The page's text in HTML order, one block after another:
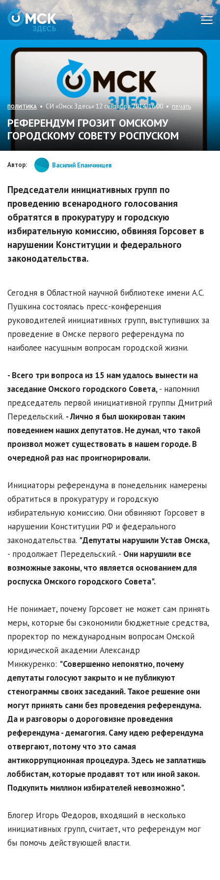
ПОЛИТИКА • СИ «Омск Здесь» 12 сентября 2014, 16:00 • печать
РЕФЕРЕНДУМ ГРОЗИТ ОМСКОМУ
ГОРОДСКОМУ СОВЕТУ РОСПУСКОМ
Автор: Василий Епанчинцев
Председатели инициативных групп по
проведению всенародного голосования
обратятся в прокуратуру и городскую
избирательную комиссию, обвиняя Горсовет в
нарушении Конституции и федерального
законодательства.
Сегодня в Областной научной библиотеке имени А.С.
Пушкина состоялась пресс-конференция
руководителей инициативных групп, выступивших за
проведение в Омске первого референдума по
наиболее насущным вопросам городской жизни.
- Всего три вопроса из 15 нам удалось вынести на
заседание Омского городского Совета,- напомнил
председатель первой инициативной группы Дмитрий
Передельский. - Лично я был шокирован таким
поведением наших депутатов. Не думал, что такой
произвол может существовать в нашем городе. В
очередной раз нас проигнорировали.
Инициаторы референдума в понедельник намерены
обратиться в прокуратуру и городскую
избирательную комиссию. Они обвиняют Горсовет в
нарушении Конституции РФ и федерального
законодательства. "Депутаты нарушили Устав Омска,
- продолжает Передельский. - Они нарушили все
возможные законы, что является основанием для
роспуска Омского городского Совета".
Не понимает, почему Горсовет не может сам принять
меры, которые бы сэкономили бюджетные средства,
проректор по международным вопросам Омской
юридической академии Александр
Минжуренко: "Совершенно непонятно, почему
депутаты голосуют закрыто и не публикуют
стенограммы своих заседаний. Такое решение они
могут принять сами без проведения референдума.
Да и разговоры о дороговизне проведения
референдума - демагогия. Саму идею референдума
отвергают, потому что это самая
антикоррупционная процедура. Здесь не заплатишь
лоббистам, которые продавят тот или иной закон.
Подкупить миллион избирателей невозможно".
Блогер Игорь Федоров, входящий в несколько
инициативных групп, считает, что референдум мог
бы помочь действующей власти.